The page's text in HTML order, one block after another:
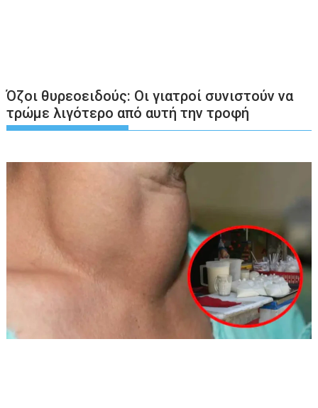
Όζοι θυρεοειδούς: Οι γιατροί συνιστούν να
τρώμε λιγότερο από αυτή την τροφή